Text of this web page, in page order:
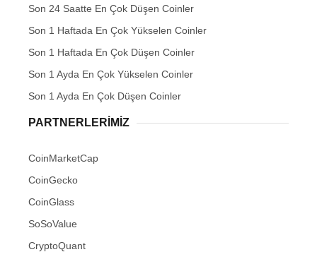
Son 24 Saatte En Çok Düşen Coinler
Son 1 Haftada En Çok Yükselen Coinler
Son 1 Haftada En Çok Düşen Coinler
Son 1 Ayda En Çok Yükselen Coinler
Son 1 Ayda En Çok Düşen Coinler
PARTNERLERIMIZ
CoinMarketCap
CoinGecko
CoinGlass
SoSoValue
CryptoQuant